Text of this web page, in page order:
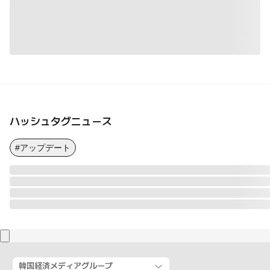
ハッシュタグニュース
#アップデート
韓国経済メディアグループ